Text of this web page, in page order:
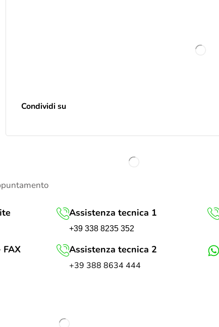
Condividi su
Assistenza tecnica 1
+39 338 8235 352
Assistenza tecnica 2
+39 388 8634 444